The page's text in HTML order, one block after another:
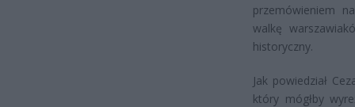
przemówieniem
walkę
historyczny.
Jak powiedział
który mógłby